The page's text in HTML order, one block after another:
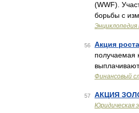
(WWF).
борьбы с
Энциклопедия
56 Акция роста
получаемая
Финансовый
57 АКЦИЯ
Юридическая